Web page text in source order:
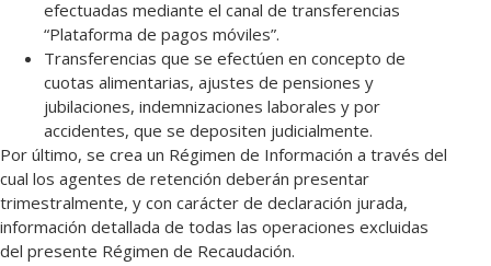
efectuadas mediante el canal de transferencias
“Plataforma de pagos móviles”.
Transferencias que se efectúen en concepto de
cuotas alimentarias, ajustes de pensiones y
jubilaciones, indemnizaciones laborales y por
accidentes, que se depositen judicialmente.
Por último, se crea un Régimen de Información a través del
cual los agentes de retención deberán presentar
trimestralmente, y con carácter de declaración jurada,
información detallada de todas las operaciones excluidas
del presente Régimen de Recaudación.